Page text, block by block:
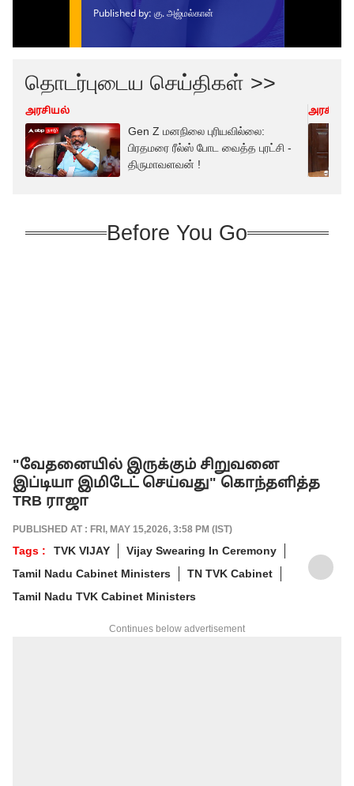
தொடர்புடைய செய்திகள் >>
அரசியல்
Gen Z மனநிலை புரியவில்லை:
பிரதமரை ரீல்ஸ் போட வைத்த புரட்சி -
திருமாவளவன் !
அரசியல்
Before You Go
"வேதனையில் இருக்கும் சிறுவனை
இப்டியா இமிடேட் செய்வது" கொந்தளித்த
TRB ராஜா
PUBLISHED AT : FRI, MAY 15,2026, 3:58 PM (IST)
Tags : TVK VIJAY
Vijay Swearing In Ceremony
Tamil Nadu Cabinet Ministers
TN TVK Cabinet
Tamil Nadu TVK Cabinet Ministers
Continues below advertisement